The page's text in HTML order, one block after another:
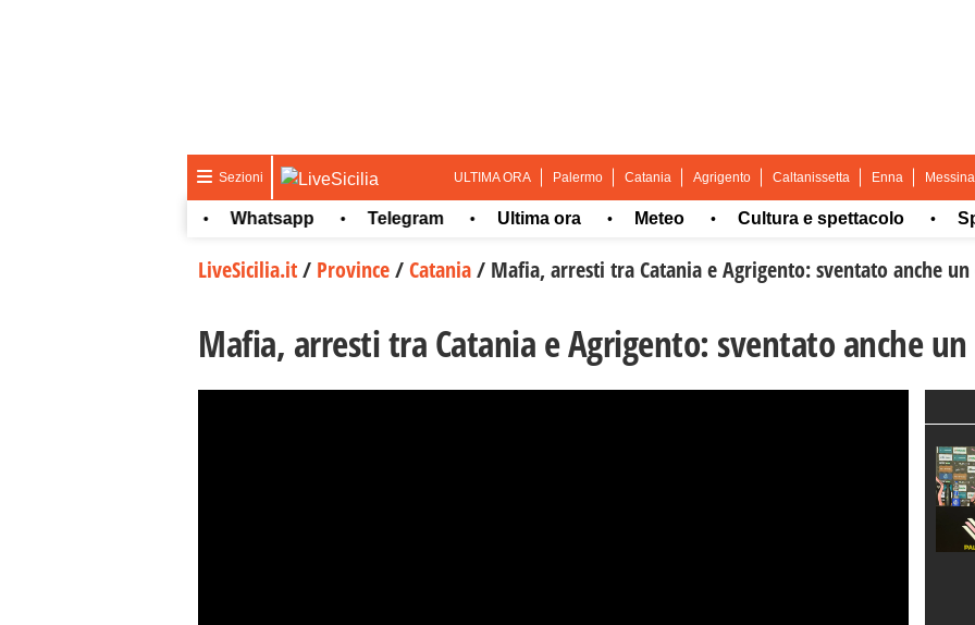
Sezioni ULTIMA ORA Palermo Catania Agrigento Caltanissetta Enna Messina
Whatsapp • Telegram • Ultima ora • Meteo • Cultura e spettacolo • Sport
LiveSicilia.it/ Province/Catania/ Mafia, arresti tra Catania e Agrigento: sventato anche un
Mafia, arresti tra Catania e Agrigento: sventato anche un